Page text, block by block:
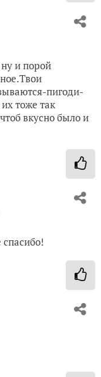
и порой
пигоди-
тоже так
вкусно было и